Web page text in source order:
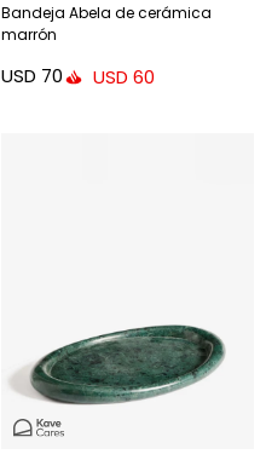
Bandeja Abela de cerámica
marrón
USD 70 USD 60